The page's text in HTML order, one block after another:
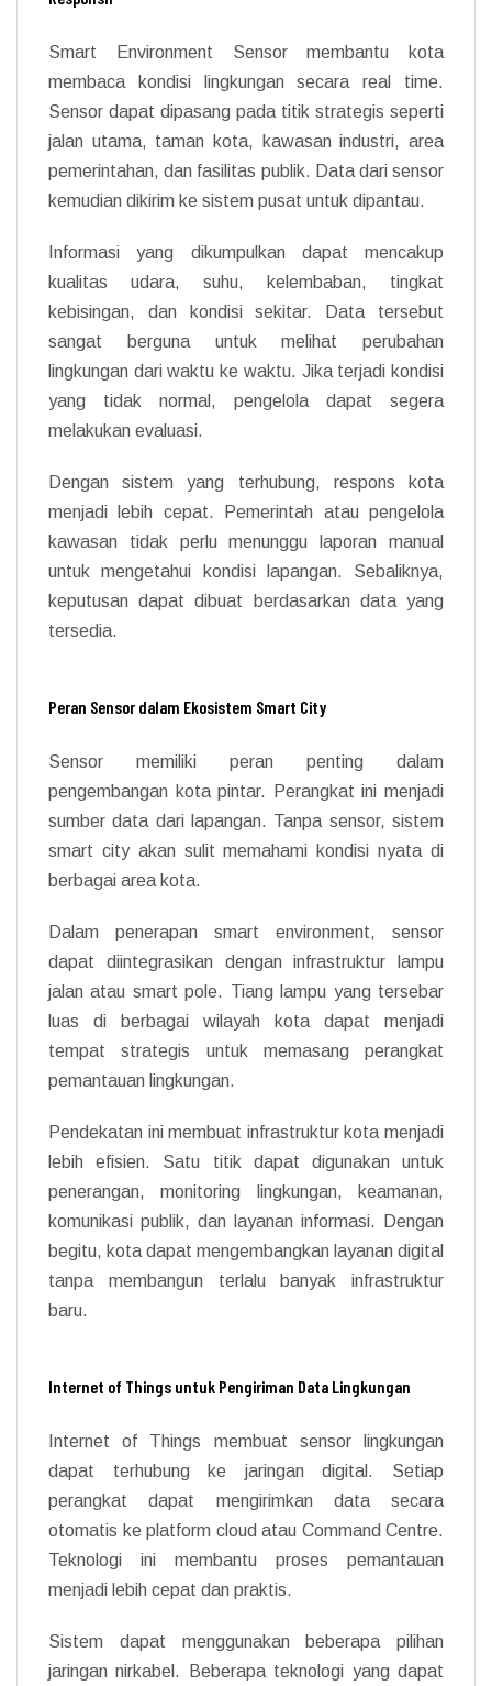
Smart Environment Sensor membantu kota
membaca kondisi lingkungan secara real time.
Sensor dapat dipasang pada titik strategis seperti
jalan utama, taman kota, kawasan industri, area
pemerintahan, dan fasilitas publik. Data dari sensor
kemudian dikirim ke sistem pusat untuk dipantau.
Informasi yang dikumpulkan dapat mencakup
kualitas udara, suhu, kelembaban, tingkat
kebisingan, dan kondisi sekitar. Data tersebut
sangat berguna untuk melihat perubahan
lingkungan dari waktu ke waktu. Jika terjadi kondisi
yang tidak normal, pengelola dapat segera
melakukan evaluasi.
Dengan sistem yang terhubung, respons kota
menjadi lebih cepat. Pemerintah atau pengelola
kawasan tidak perlu menunggu laporan manual
untuk mengetahui kondisi lapangan. Sebaliknya,
keputusan dapat dibuat berdasarkan data yang
tersedia.
Peran Sensor dalam Ekosistem Smart City
Sensor memiliki peran penting dalam
pengembangan kota pintar. Perangkat ini menjadi
sumber data dari lapangan. Tanpa sensor, sistem
smart city akan sulit memahami kondisi nyata di
berbagai area kota.
Dalam penerapan smart environment, sensor
dapat diintegrasikan dengan infrastruktur lampu
jalan atau smart pole. Tiang lampu yang tersebar
luas di berbagai wilayah kota dapat menjadi
tempat strategis untuk memasang perangkat
pemantauan lingkungan.
Pendekatan ini membuat infrastruktur kota menjadi
lebih efisien. Satu titik dapat digunakan untuk
penerangan, monitoring lingkungan, keamanan,
komunikasi publik, dan layanan informasi. Dengan
begitu, kota dapat mengembangkan layanan digital
tanpa membangun terlalu banyak infrastruktur
baru.
Internet of Things untuk Pengiriman Data Lingkungan
Internet of Things membuat sensor lingkungan
dapat terhubung ke jaringan digital. Setiap
perangkat dapat mengirimkan data secara
otomatis ke platform cloud atau Command Centre.
Teknologi ini membantu proses pemantauan
menjadi lebih cepat dan praktis.
Sistem dapat menggunakan beberapa pilihan
jaringan nirkabel. Beberapa teknologi yang dapat